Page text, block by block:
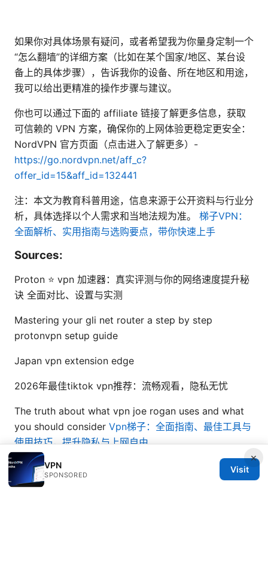
如果你对具体场景有疑问，或者希望我为你量身定制一个
“怎么翻墙”的详细方案（比如在某个国家/地区、某台设
备上的具体步骤），告诉我你的设备、所在地区和用途，
我可以给出更精准的操作步骤与建议。
你也可以通过下面的 affiliate 链接了解更多信息，获取
可信赖的 VPN 方案，确保你的上网体验更稳定更安全：
NordVPN 官方页面（点击进入了解更多）-
https://go.nordvpn.net/aff_c?
offer_id=15&aff_id=132441
注：本文为教育科普用途，信息来源于公开资料与行业分
析，具体选择以个人需求和当地法规为准。 梯子VPN：
全面解析、实用指南与选购要点，带你快速上手
Sources:
Proton ⭐ vpn 加速器：真实评测与你的网络速度提升秘
诀 全面对比、设置与实测
Mastering your gli net router a step by step
protonvpn setup guide
Japan vpn extension edge
2026年最佳tiktok vpn推荐：流畅观看，隐私无忧
The truth about what vpn joe rogan uses and what
you should consider Vpn梯子：全面指南、最佳工具与
使用技巧，提升隐私与上网自由
×
VPN
SPONSORED
Visit